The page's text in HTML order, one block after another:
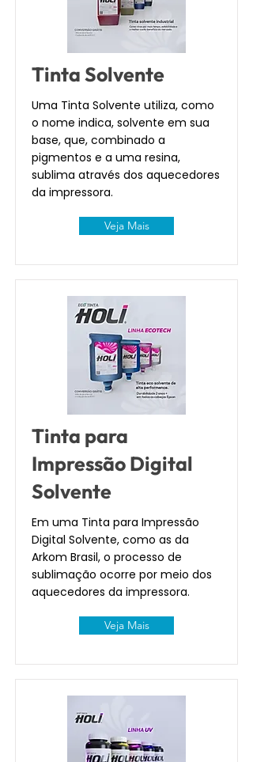
Tinta Solvente
Uma Tinta Solvente utiliza, como
o nome indica, solvente em sua
base, que, combinado a
pigmentos e a uma resina,
sublima através dos aquecedores
da impressora.
Veja Mais
Tinta para
Impressão Digital
Solvente
Em uma Tinta para Impressão
Digital Solvente, como as da
Arkom Brasil, o processo de
sublimação ocorre por meio dos
aquecedores da impressora.
Veja Mais